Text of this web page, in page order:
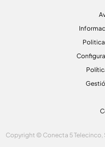
Copyright © Conecta 5 Telecinco,